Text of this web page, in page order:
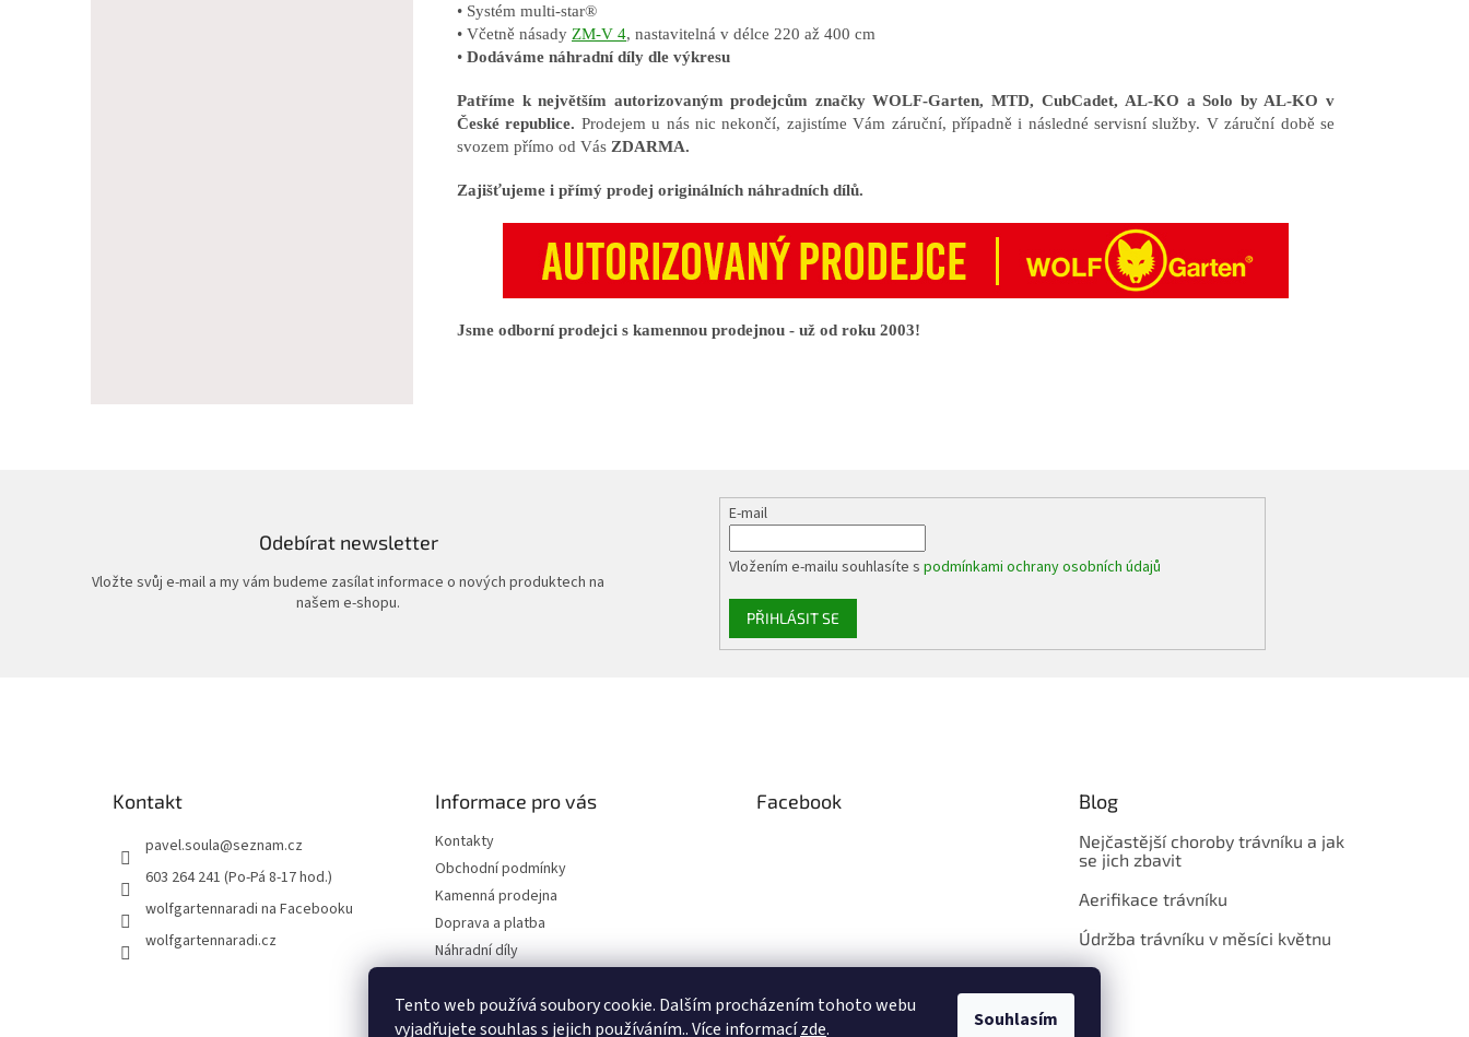
Tento web používá soubory cookie. Dalším procházením tohoto webu
vyjadřujete souhlas s jejich používáním.. Více informacízde. Souhlasím
• Systém multi-star®
• Včetně násady ZM-V 4, nastavitelná v délce 220 až 400 cm
• Dodáváme náhradní díly dle výkresu
Patříme k největším autorizovaným prodejcům značky WOLF-Garten, MTD, CubCadet, AL-KO a Solo by AL-KO v
České republice. Prodejem u nás nic nekončí, zajistíme Vám záruční, případně i následné servisní služby. V záruční době se
svozem přímo od Vás ZDARMA.
Zajišťujeme i přímý prodej originálních náhradních dílů.
Jsme odborní prodejci s kamennou prodejnou - už od roku 2003!
Odebírat newsletter
Vložte svůj e-mail a my vám budeme zasílat informace o nových produktech na
našem e-shopu.
E-mail
Vložením e-mailu souhlasíte spodmínkami ochrany osobních údajů
PŘIHLÁSIT SE
Kontakt
pavel.soula@seznam.cz
603 264 241 (Po-Pá 8-17 hod.)
wolfgartennaradi na Facebooku
wolfgartennaradi.cz
Informace pro vás
Kontakty
Obchodní podmínky
Kamenná prodejna
Doprava a platba
Náhradní díly
Moje objednávka
Facebook Blog
Nejčastější choroby trávníku a jak
se jich zbavit
Aerifikace trávníku
Údržba trávníku v měsíci květnu